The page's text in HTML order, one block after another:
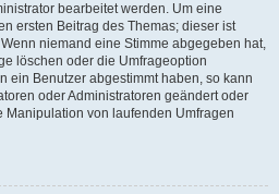
bearbeitet werden. Um eine
ersten Beitrag des Themas; dieser ist
niemand eine Stimme abgegeben hat,
löschen oder die Umfrageoption
ein Benutzer abgestimmt haben, so kann
oder Administratoren geändert oder
von laufenden Umfragen